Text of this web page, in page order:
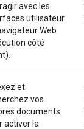
avec les
utilisateur
Web
côté
et
vos
documents
activer la